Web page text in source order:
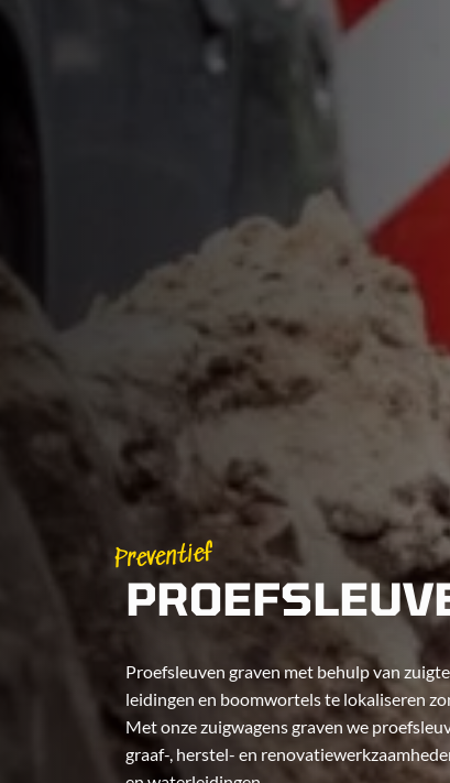
Preventief
Proefsleuven graven met behulp van
leidingen en boomwortels te lokaliseren
Met onze zuigwagens graven we
graaf-, herstel- en